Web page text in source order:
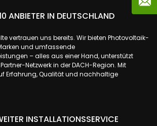
ANBIETER IN DEUTSCHLAND
vertrauen uns bereits. Wir bieten Photovoltaik-
und umfassende
– alles aus einer Hand, unterstützt
Netzwerk in der DACH-Region. Mit
Erfahrung, Qualität und nachhaltige
INSTALLATIONSSERVICE